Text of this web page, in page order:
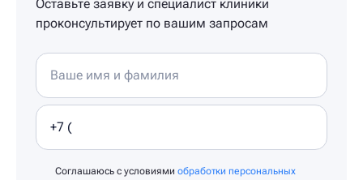
Оставьте заявку и специалист клиники
проконсультирует по вашим запросам
Соглашаюсь с условиями обработки персональных